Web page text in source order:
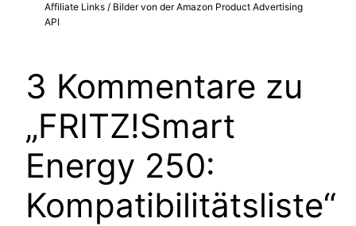
Affiliate Links / Bilder von der Amazon Product Advertising
API
3 Kommentare zu
„FRITZ!Smart
Energy 250:
Kompatibilitätsliste“